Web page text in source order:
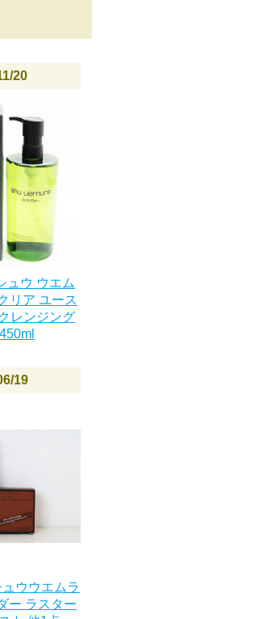
20
ュウ ウエム
リア ユース
レンジング
19
ュウウエムラ
ー ラスター